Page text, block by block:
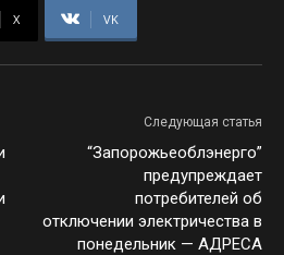
X VK
Следующая статья
“Запорожьеоблэнерго”
предупреждает
потребителей об
отключении электричества в
понедельник — АДРЕСА